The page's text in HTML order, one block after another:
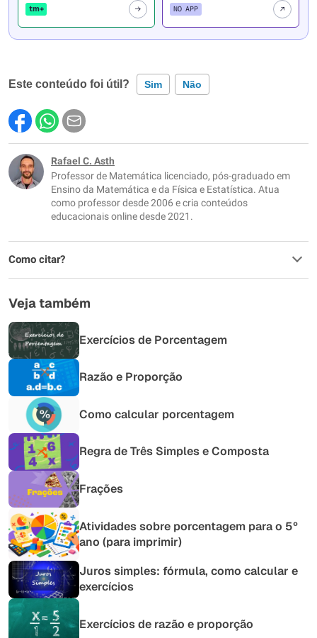
tm+ NO APP
Este conteúdo foi útil? Sim Não
Este conteúdo contém informação incorreta
Este conteúdo não tem a informação que procuro
Outro
Rafael C. Asth
Professor de Matemática licenciado, pós-graduado em
Ensino da Matemática e da Física e Estatística. Atua
como professor desde 2006 e cria conteúdos
educacionais online desde 2021.
Como citar?
Veja também
Exercícios de Porcentagem
Razão e Proporção
Como calcular porcentagem
Regra de Três Simples e Composta
Frações
Atividades sobre porcentagem para o 5º
ano (para imprimir)
Juros simples: fórmula, como calcular e
exercícios
Exercícios de razão e proporção